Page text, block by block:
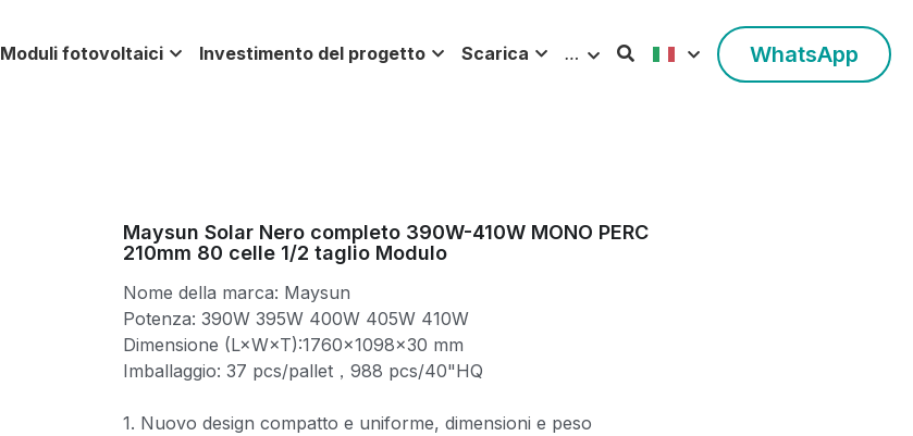
Moduli fotovoltaici Investimento del progetto Scarica … WhatsApp
Maysun Solar Nero completo 390W-410W MONO PERC
210mm 80 celle 1/2 taglio Modulo
Nome della marca: Maysun
Potenza: 390W 395W 400W 405W 410W
Dimensione (L×W×T):1760×1098×30 mm
Imballaggio: 37 pcs/pallet，988 pcs/40"HQ
1. Nuovo design compatto e uniforme, dimensioni e peso